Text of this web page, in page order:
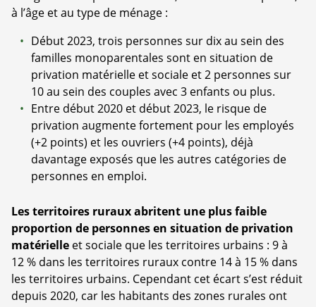
à l’âge et au type de ménage :
Début 2023, trois personnes sur dix au sein des
familles monoparentales sont en situation de
privation matérielle et sociale et 2 personnes sur
10 au sein des couples avec 3 enfants ou plus.
Entre début 2020 et début 2023, le risque de
privation augmente fortement pour les employés
(+2 points) et les ouvriers (+4 points), déjà
davantage exposés que les autres catégories de
personnes en emploi.
Les territoires ruraux abritent une plus faible
proportion de personnes en situation de privation
matérielle et sociale que les territoires urbains : 9 à
12 % dans les territoires ruraux contre 14 à 15 % dans
les territoires urbains. Cependant cet écart s’est réduit
depuis 2020, car les habitants des zones rurales ont